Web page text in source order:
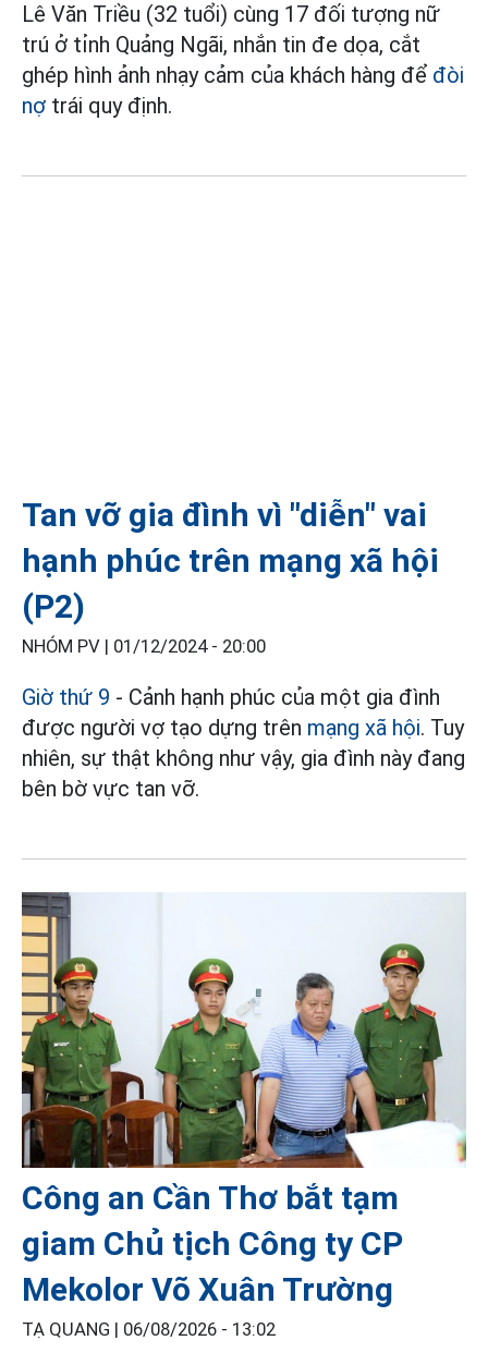
Lê Văn Triều (32 tuổi) cùng 17 đối tượng nữ
trú ở tỉnh Quảng Ngãi, nhắn tin đe dọa, cắt
ghép hình ảnh nhạy cảm của khách hàng để đòi
nợ trái quy định.
Tan vỡ gia đình vì "diễn" vai
hạnh phúc trên mạng xã hội
(P2)
NHÓM PV | 01/12/2024 - 20:00
Giờ thứ 9 - Cảnh hạnh phúc của một gia đình
được người vợ tạo dựng trên mạng xã hội. Tuy
nhiên, sự thật không như vậy, gia đình này đang
bên bờ vực tan vỡ.
Công an Cần Thơ bắt tạm
giam Chủ tịch Công ty CP
Mekolor Võ Xuân Trường
TẠ QUANG | 06/08/2026 - 13:02